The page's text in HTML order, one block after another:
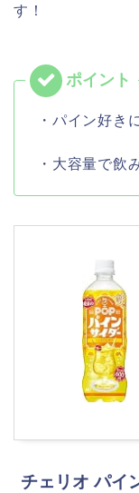
す！
・パイン好き
・大容量で飲
チェリオ パイ